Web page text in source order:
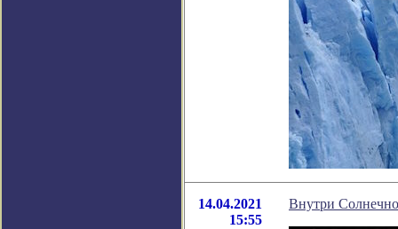
14.04.2021
15:55
Внутри